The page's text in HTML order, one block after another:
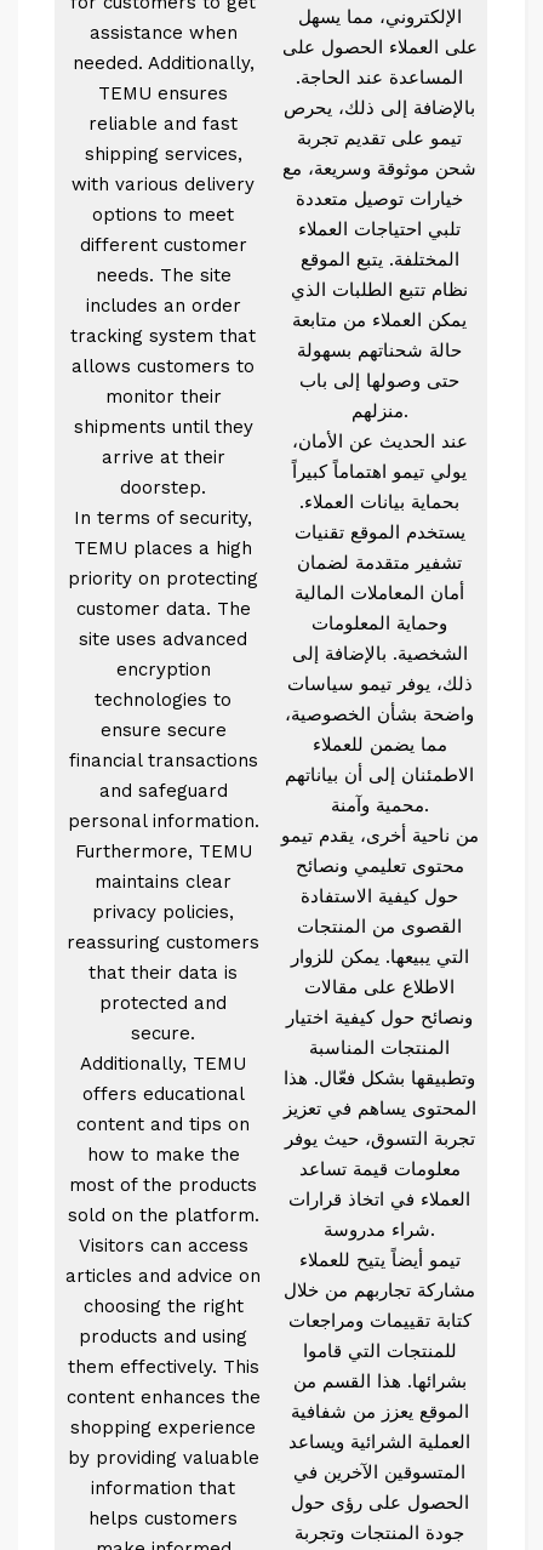
assistance when
needed. Additionally,
TEMU ensures
reliable and fast
shipping services,
with various delivery
options to meet
different customer
needs. The site
includes an order
tracking system that
allows customers to
monitor their
shipments until they
arrive at their
doorstep.
In terms of security,
TEMU places a high
priority on protecting
customer data. The
site uses advanced
encryption
technologies to
ensure secure
financial transactions
and safeguard
personal information.
Furthermore, TEMU
maintains clear
privacy policies,
reassuring customers
that their data is
protected and
secure.
Additionally, TEMU
offers educational
content and tips on
how to make the
most of the products
sold on the platform.
Visitors can access
articles and advice on
choosing the right
products and using
them effectively. This
content enhances the
shopping experience
by providing valuable
information that
helps customers
الإلكتروني، مما يسهل
على العملاء الحصول على
المساعدة عند الحاجة.
بالإضافة إلى ذلك، يحرص
تيمو على تقديم تجربة
شحن موثوقة وسريعة، مع
خيارات توصيل متعددة
تلبي احتياجات العملاء
المختلفة. يتبع الموقع
نظام تتبع الطلبات الذي
يمكن العملاء من متابعة
حالة شحناتهم بسهولة
حتى وصولها إلى باب
منزلهم.
عند الحديث عن الأمان،
يولي تيمو اهتماماً كبيراً
بحماية بيانات العملاء.
يستخدم الموقع تقنيات
تشفير متقدمة لضمان
أمان المعاملات المالية
وحماية المعلومات
الشخصية. بالإضافة إلى
ذلك، يوفر تيمو سياسات
واضحة بشأن الخصوصية،
مما يضمن للعملاء
الاطمئنان إلى أن بياناتهم
محمية وآمنة.
من ناحية أخرى، يقدم تيمو
محتوى تعليمي ونصائح
حول كيفية الاستفادة
القصوى من المنتجات
التي يبيعها. يمكن للزوار
الاطلاع على مقالات
ونصائح حول كيفية اختيار
المنتجات المناسبة
وتطبيقها بشكل فعّال. هذا
المحتوى يساهم في تعزيز
تجربة التسوق، حيث يوفر
معلومات قيمة تساعد
العملاء في اتخاذ قرارات
شراء مدروسة.
تيمو أيضاً يتيح للعملاء
مشاركة تجاربهم من خلال
كتابة تقييمات ومراجعات
للمنتجات التي قاموا
بشرائها. هذا القسم من
الموقع يعزز من شفافية
العملية الشرائية ويساعد
المتسوقين الآخرين في
الحصول على رؤى حول
جودة المنتجات وتجربة